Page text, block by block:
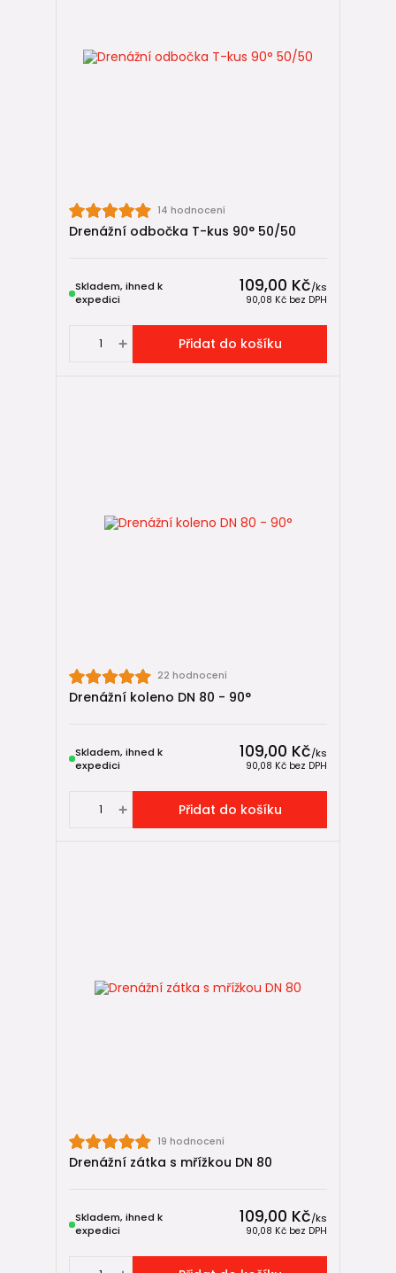
14 hodnocení
Drenážní odbočka T-kus 90° 50/50
109,00 Kč/ks
90,08 Kč bez DPH
Skladem, ihned k
expedici
Přidat do košíku
22 hodnocení
Drenážní koleno DN 80 - 90°
109,00 Kč/ks
90,08 Kč bez DPH
Skladem, ihned k
expedici
Přidat do košíku
19 hodnocení
Drenážní zátka s mřížkou DN 80
109,00 Kč/ks
90,08 Kč bez DPH
Skladem, ihned k
expedici